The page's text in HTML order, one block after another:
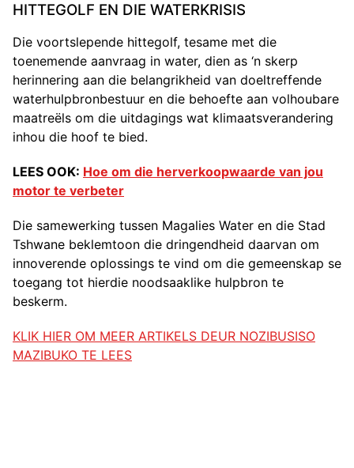
HITTEGOLF EN DIE WATERKRISIS
Die voortslepende hittegolf, tesame met die
toenemende aanvraag in water, dien as ‘n skerp
herinnering aan die belangrikheid van doeltreffende
waterhulpbronbestuur en die behoefte aan volhoubare
maatreëls om die uitdagings wat klimaatsverandering
inhou die hoof te bied.
LEES OOK: Hoe om die herverkoopwaarde van jou
motor te verbeter
Die samewerking tussen Magalies Water en die Stad
Tshwane beklemtoon die dringendheid daarvan om
innoverende oplossings te vind om die gemeenskap se
toegang tot hierdie noodsaaklike hulpbron te
beskerm.
KLIK HIER OM MEER ARTIKELS DEUR NOZIBUSISO
MAZIBUKO TE LEES